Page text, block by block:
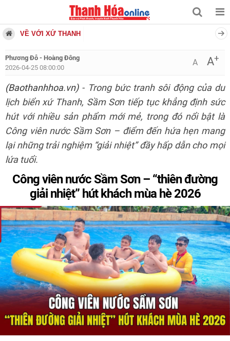
VỀ VỚI XỨ THANH
Phương Đỗ - Hoàng Đông
2026-04-25 08:00:00
A A+
(Baothanhhoa.vn)- Trong bức tranh sôi động của du
lịch biển xứ Thanh, Sầm Sơn tiếp tục khẳng định sức
hút với nhiều sản phẩm mới mẻ, trong đó nổi bật là
Công viên nước Sầm Sơn – điểm đến hứa hẹn mang
lại những trải nghiệm “giải nhiệt” đầy hấp dẫn cho mọi
lứa tuổi.
Công viên nước Sầm Sơn – “thiên đường
giải nhiệt” hút khách mùa hè 2026